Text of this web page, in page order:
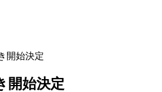
開始決定
開始決定